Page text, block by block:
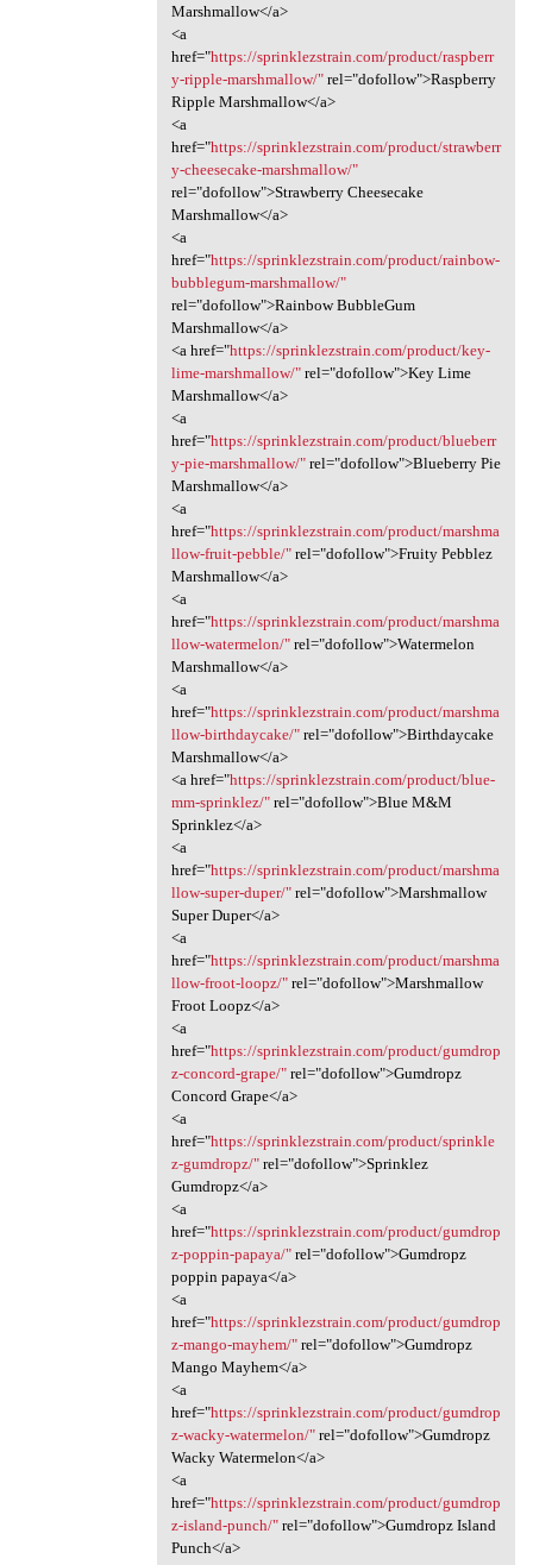
Marshmallow</a>
<a
href="https://sprinklezstrain.com/product/raspberr
y-ripple-marshmallow/"rel="dofollow">Raspberry
Ripple Marshmallow</a>
<a
href="https://sprinklezstrain.com/product/strawberr
y-cheesecake-marshmallow/"
rel="dofollow">Strawberry Cheesecake
Marshmallow</a>
<a
href="https://sprinklezstrain.com/product/rainbow-
bubblegum-marshmallow/"
rel="dofollow">Rainbow BubbleGum
Marshmallow</a>
<a href="https://sprinklezstrain.com/product/key-
lime-marshmallow/"rel="dofollow">Key Lime
Marshmallow</a>
<a
href="https://sprinklezstrain.com/product/blueberr
y-pie-marshmallow/"rel="dofollow">Blueberry Pie
Marshmallow</a>
<a
href="https://sprinklezstrain.com/product/marshma
llow-fruit-pebble/"rel="dofollow">Fruity Pebblez
Marshmallow</a>
<a
href="https://sprinklezstrain.com/product/marshma
llow-watermelon/"rel="dofollow">Watermelon
Marshmallow</a>
<a
href="https://sprinklezstrain.com/product/marshma
llow-birthdaycake/"rel="dofollow">Birthdaycake
Marshmallow</a>
<a href="https://sprinklezstrain.com/product/blue-
mm-sprinklez/"rel="dofollow">Blue M&M
Sprinklez</a>
<a
href="https://sprinklezstrain.com/product/marshma
llow-super-duper/"rel="dofollow">Marshmallow
Super Duper</a>
<a
href="https://sprinklezstrain.com/product/marshma
llow-froot-loopz/"rel="dofollow">Marshmallow
Froot Loopz</a>
<a
href="https://sprinklezstrain.com/product/gumdrop
z-concord-grape/"rel="dofollow">Gumdropz
Concord Grape</a>
<a
href="https://sprinklezstrain.com/product/sprinkle
z-gumdropz/"rel="dofollow">Sprinklez
Gumdropz</a>
<a
href="https://sprinklezstrain.com/product/gumdrop
z-poppin-papaya/"rel="dofollow">Gumdropz
poppin papaya</a>
<a
href="https://sprinklezstrain.com/product/gumdrop
z-mango-mayhem/"rel="dofollow">Gumdropz
Mango Mayhem</a>
<a
href="https://sprinklezstrain.com/product/gumdrop
z-wacky-watermelon/"rel="dofollow">Gumdropz
Wacky Watermelon</a>
<a
href="https://sprinklezstrain.com/product/gumdrop
z-island-punch/"rel="dofollow">Gumdropz Island
Punch</a>